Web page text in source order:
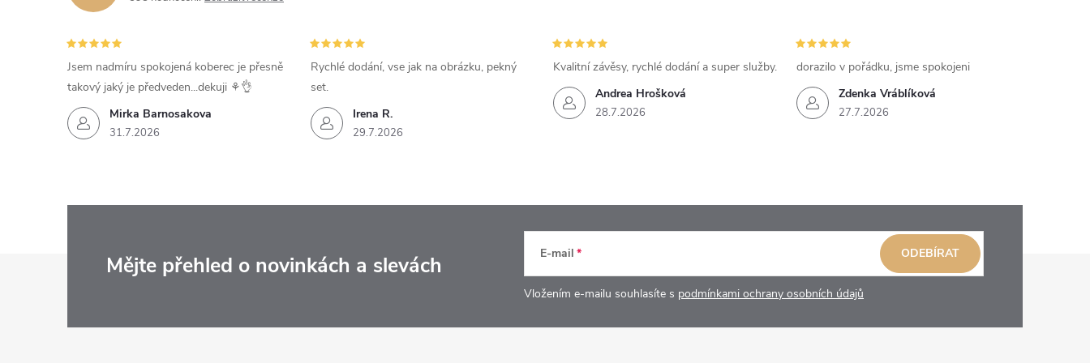
Mirka Barnosakova
31.7.2026
Jsem nadmíru spokojená koberec je přesně
takový jaký je předveden...dekuji ⚘️👌
Irena R.
29.7.2026
Rychlé dodání, vse jak na obrázku, pekný
set.
Andrea Hrošková
28.7.2026
Kvalitní závěsy, rychlé dodání a super služby.
Zdenka Vráblíková
27.7.2026
dorazilo v pořádku, jsme spokojeni
Mějte přehled o novinkách a slevách E-mail
Vložením e-mailu souhlasíte s podmínkami ochrany osobních údajů
ODEBÍRAT